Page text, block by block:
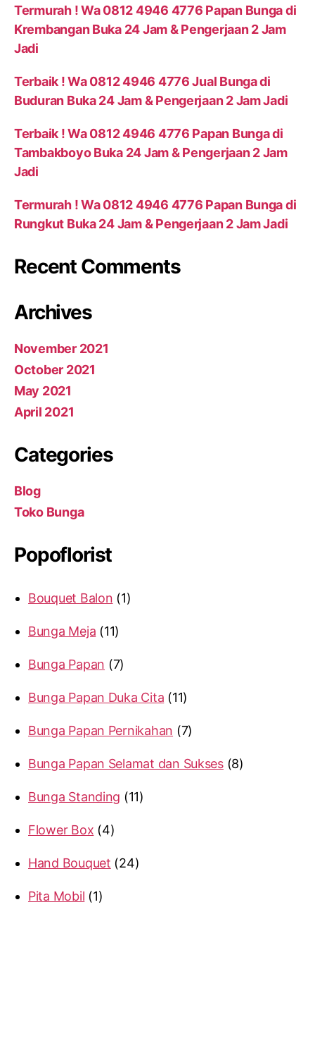
Termurah ! Wa 0812 4946 4776 Papan Bunga di
Krembangan Buka 24 Jam & Pengerjaan 2 Jam
Jadi
Terbaik ! Wa 0812 4946 4776 Jual Bunga di
Buduran Buka 24 Jam & Pengerjaan 2 Jam Jadi
Terbaik ! Wa 0812 4946 4776 Papan Bunga di
Tambakboyo Buka 24 Jam & Pengerjaan 2 Jam
Jadi
Termurah ! Wa 0812 4946 4776 Papan Bunga di
Rungkut Buka 24 Jam & Pengerjaan 2 Jam Jadi
Recent Comments
Archives
November 2021
October 2021
May 2021
April 2021
Categories
Blog
Toko Bunga
Popoflorist
Bouquet Balon 1
Bunga Meja 11
Bunga Papan 7
Bunga Papan Duka Cita 11
Bunga Papan Pernikahan 7
Bunga Papan Selamat dan Sukses 8
Bunga Standing 11
Flower Box 4
Hand Bouquet 24
Pita Mobil 1